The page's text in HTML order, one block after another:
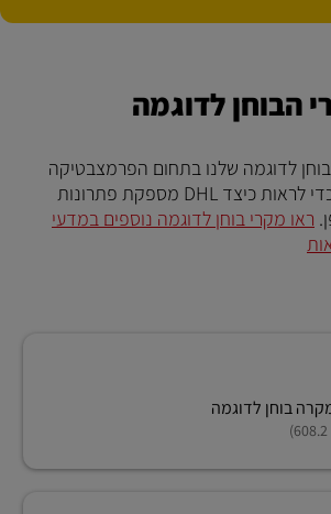
הבוחן לדוגמה
לדוגמה שלנו בתחום הפרמצבטיקה
והביו-פארמה להלן כדי לראות כיצד DHL מספקת פתרונות
ראו מקרי בוחן לדוגמה נוספים במדעי
בוחן לדוגמה
(608.2